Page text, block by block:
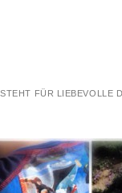
FÜR LIEBEVOLLE